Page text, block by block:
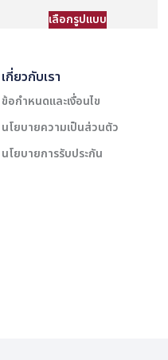
เลือกรูปแบบ
เกี่ยวกับเรา
ข้อกำหนดและเงื่อนไข
นโยบายความเป็นส่วนตัว
นโยบายการรับประกัน